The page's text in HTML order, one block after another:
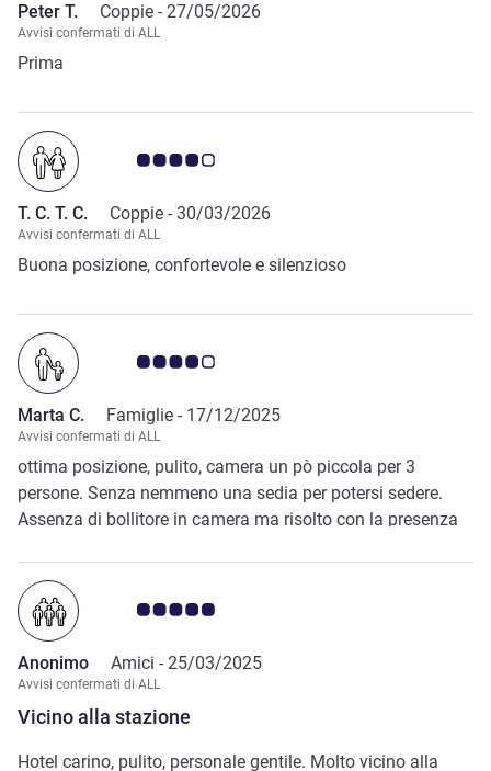
Peter T. Coppie - 27/05/2026
Avvisi confermati di ALL
Prima
Giudizio clienti 4.0/5
T. C. T. C. Coppie - 30/03/2026
Avvisi confermati di ALL
Buona posizione, confortevole e silenzioso
Giudizio clienti 4.0/5
Marta C. Famiglie - 17/12/2025
Avvisi confermati di ALL
ottima posizione, pulito, camera un pò piccola per 3
persone. Senza nemmeno una sedia per potersi sedere.
Assenza di bollitore in camera ma risolto con la presenza
Vicino alla stazione
Giudizio clienti 5.0/5
Anonimo Amici - 25/03/2025
Avvisi confermati di ALL
Hotel carino, pulito, personale gentile. Molto vicino alla